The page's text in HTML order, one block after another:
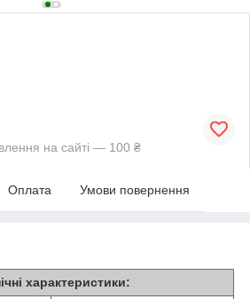
на сайті — 100 ₴
Оплата Умови повернення
характеристики: